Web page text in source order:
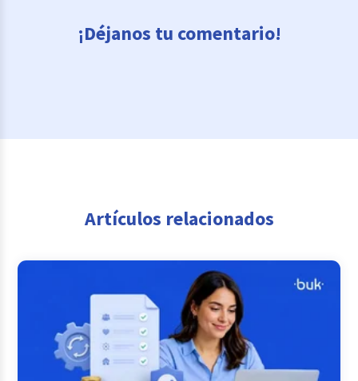
¡Déjanos tu comentario!
Artículos relacionados